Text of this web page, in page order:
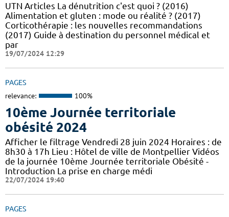
UTN Articles La dénutrition c'est quoi ? (2016)
Alimentation et gluten : mode ou réalité ? (2017)
Corticothérapie : les nouvelles recommandations
(2017) Guide à destination du personnel médical et
par
19/07/2024 12:29
PAGES
relevance: 100%
10ème Journée territoriale
obésité 2024
Afficher le filtrage Vendredi 28 juin 2024 Horaires : de
8h30 à 17h Lieu : Hôtel de ville de Montpellier Vidéos
de la journée 10ème Journée territoriale Obésité -
Introduction La prise en charge médi
22/07/2024 19:40
PAGES